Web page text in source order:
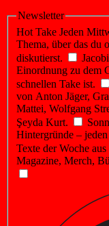
Newsletter
Hot Take Jeden
Thema, über das du
diskutierst.
Einordnung zu dem
schnellen Take ist.
von Anton Jäger,
Mattei, Wolfgang
Şeyda Kurt.
Hintergründe –
Texte der Woche aus
Magazine, Merch,